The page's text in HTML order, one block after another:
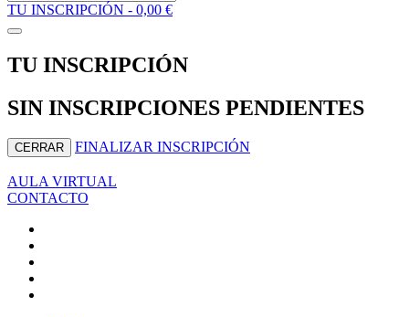
TU INSCRIPCIÓN - 0,00 €
TU INSCRIPCIÓN
SIN INSCRIPCIONES PENDIENTES
CERRAR FINALIZAR INSCRIPCIÓN
AULA VIRTUAL
CONTACTO